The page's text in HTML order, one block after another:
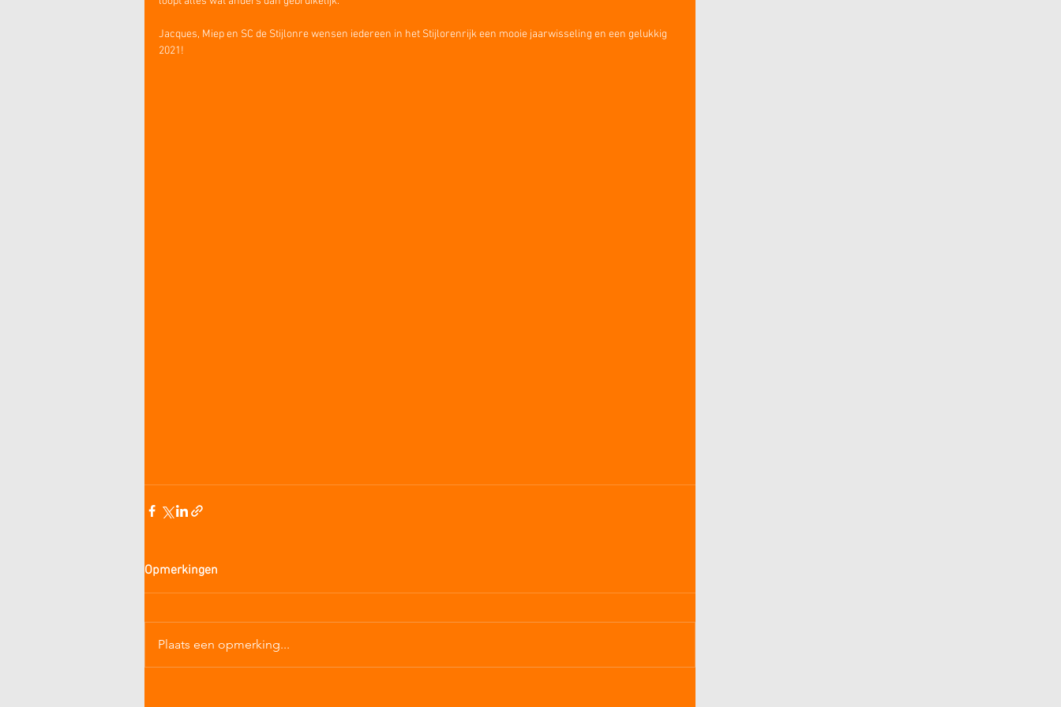
Jacques, Miep en SC de Stijlonre wensen iedereen in het Stijlorenrijk een mooie jaarwisseling en een gelukkig
2021!
Opmerkingen
Plaats een opmerking...